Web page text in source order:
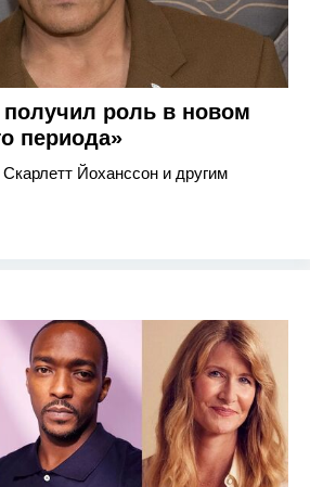
роль в новом
периода»
Йоханссон и другим